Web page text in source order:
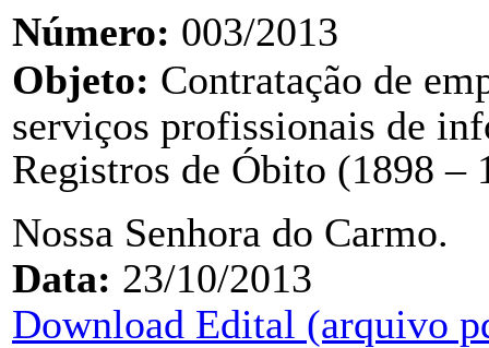
Número: 003/2013
Objeto: Contratação de
serviços profissionais de
Registros de Óbito (1898
Nossa Senhora do Carmo.
Data: 23/10/2013
Download Edital (arquivo